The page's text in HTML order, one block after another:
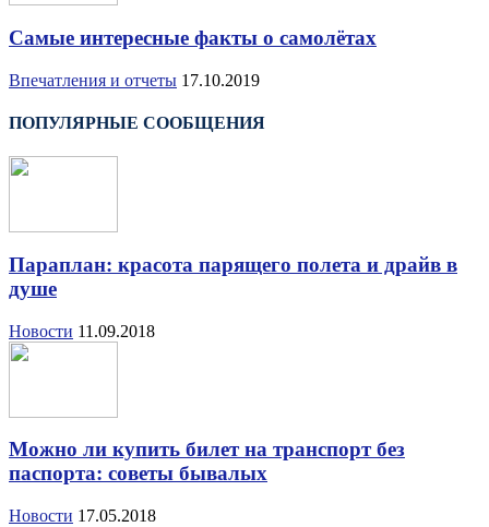
Самые интересные факты о самолётах
Впечатления и отчеты 17.10.2019
ПОПУЛЯРНЫЕ СООБЩЕНИЯ
Параплан: красота парящего полета и драйв в
душе
Новости 11.09.2018
Можно ли купить билет на транспорт без
паспорта: советы бывалых
Новости 17.05.2018